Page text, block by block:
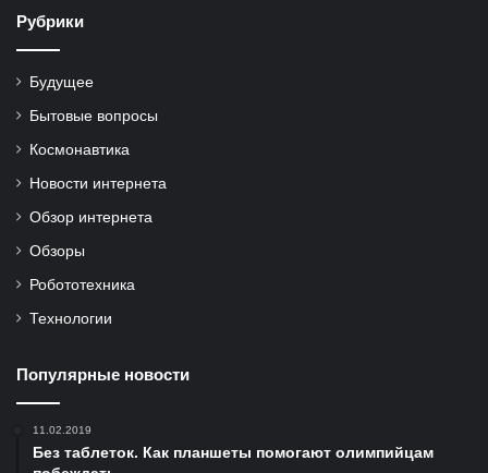
Рубрики
Будущее
Бытовые вопросы
Космонавтика
Новости интернета
Обзор интернета
Обзоры
Робототехника
Технологии
Популярные новости
11.02.2019
Без таблеток. Как планшеты помогают олимпийцам